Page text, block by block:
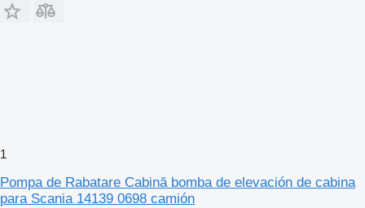
1
Pompa de Rabatare Cabină bomba de elevación de cabina
para Scania 14139 0698 camión